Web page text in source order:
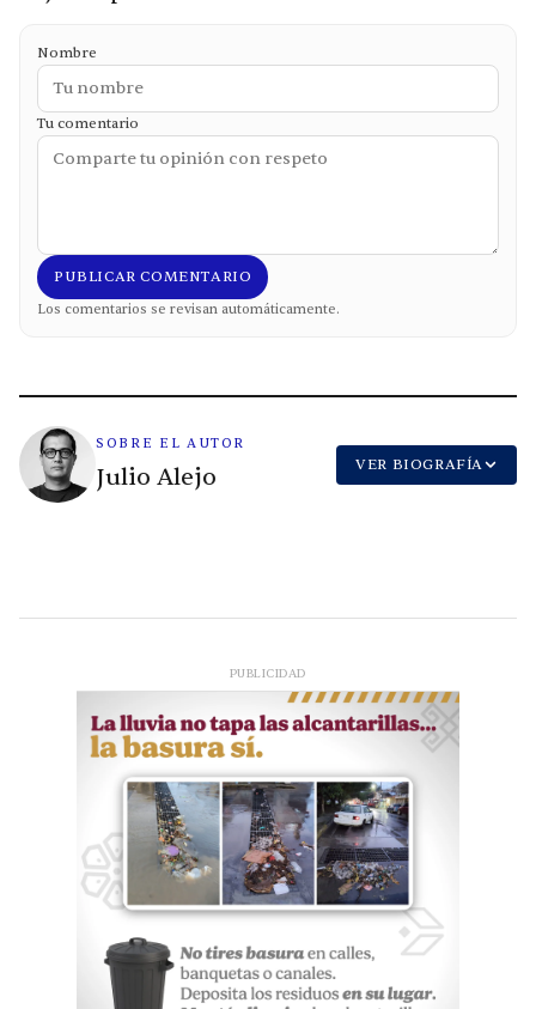
Nombre
Tu comentario
PUBLICAR COMENTARIO
Los comentarios se revisan automáticamente.
SOBRE EL AUTOR
Julio Alejo VER BIOGRAFÍA
PUBLICIDAD